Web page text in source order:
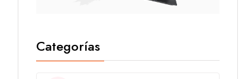
Categorías